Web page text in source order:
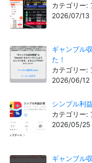
カテゴリー:
2026/07/13
ギャンブル
た！
カテゴリー:
2026/06/12
シンプル利
カテゴリー:
2026/05/25
ギャンブル